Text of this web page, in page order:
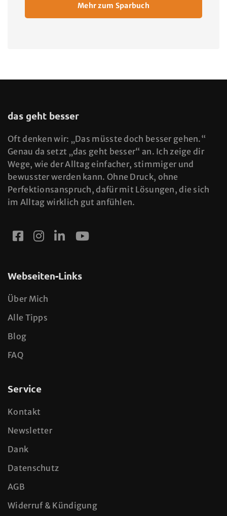
Mehr zum Sparbuch
das geht besser
Oft denken wir: „Das müsste doch besser gehen.“
Genau da setzt „das geht besser“ an. Ich zeige dir
Wege, wie der Alltag einfacher, stimmiger und
bewusster werden kann. Ohne Druck, ohne
Perfektionsanspruch, dafür mit Lösungen, die sich
im Alltag wirklich gut anfühlen.
Webseiten-Links
Über Mich
Alle Tipps
Blog
FAQ
Service
Kontakt
Newsletter
Dank
Datenschutz
AGB
Widerruf & Kündigung